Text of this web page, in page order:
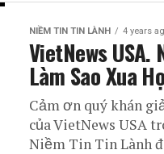
NIỀM TIN TIN LÀNH 4 years
VietNews USA.
Làm Sao Xua
Cảm ơn quý khán
của VietNews USA
Niềm Tin Tin Lành